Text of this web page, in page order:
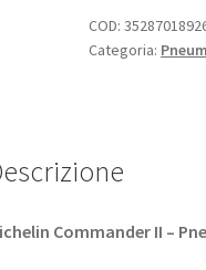
COD:
Categoria:
Commander II –